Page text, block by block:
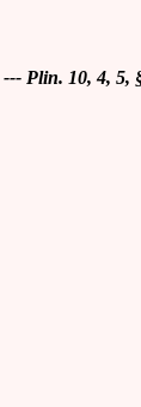
--- Plin. 10, 4, 5,